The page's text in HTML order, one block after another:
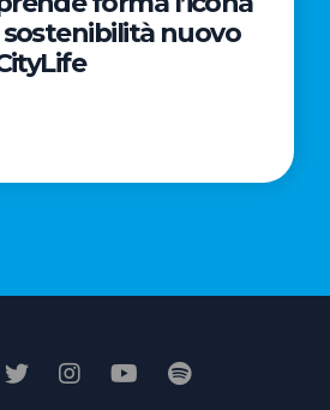
sostenibilità nuovo
News
“Passione
il
della
giuria